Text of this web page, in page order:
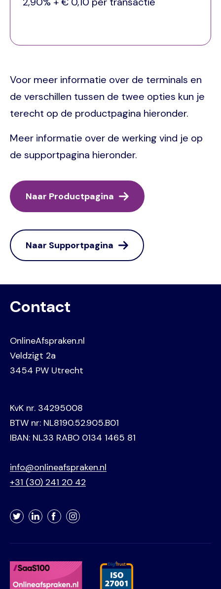
Voor meer informatie over de terminals en
de verschillen tussen de twee opties kun je
terecht op de productpagina hieronder.
Meer informatie over de werking vind je op
de supportpagina hieronder.
Naar Productpagina
Naar Supportpagina
Contact
OnlineAfspraken.nl
Veldzigt 2a
3454 PW Utrecht
KvK nr. 34295008
BTW nr: NL8190.52.905.B01
IBAN: NL33 RABO 0134 1465 81
info@onlineafspraken.nl
+31 (30) 241 20 42
TwitterLinkedInFacebookInstagram